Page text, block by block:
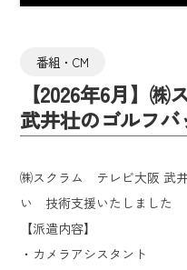
番組・CM
【2026年6月】
武井壮のゴルフ
㈱スクラム テレビ大阪 武
い 技術支援いたしました
【派遣内容】
・カメラアシスタント